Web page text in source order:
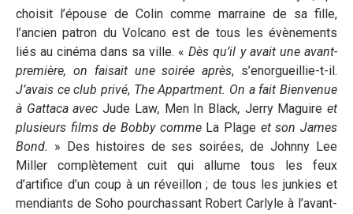
choisit l’épouse de Colin comme marraine de sa fille,
l’ancien patron du Volcano est de tous les évènements
liés au cinéma dans sa ville. «Dès qu’il y avait une avant-
première, on faisait une soirée après, s’enorgueillie-t-il.
J’avais ce club privé, The Appartment. On a fait Bienvenue
à Gattaca avecJude Law, Men In Black, Jerry Maguire et
plusieurs films de Bobby comme La Plage et son James
Bond. » Des histoires de ses soirées, de Johnny Lee
Miller complètement cuit qui allume tous les feux
d’artifice d’un coup à un réveillon ; de tous les junkies et
mendiants de Soho pourchassant Robert Carlyle à l’avant-